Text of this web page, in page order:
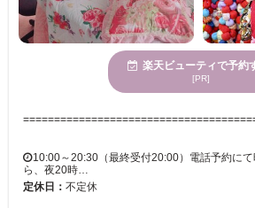
楽天ビューティで予約
[PR]
10:00～20:30（最終受付20:00）電話予約に
ら、夜20時…
定休日： 不定休